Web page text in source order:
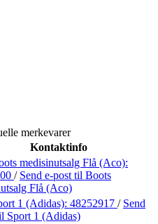
merkevarer
Kontaktinfo
medisinutsalg Flå (Aco):
/ Send e-post til Boots
Flå (Aco)
1 (Adidas): 48252917 / Send
Sport 1 (Adidas)